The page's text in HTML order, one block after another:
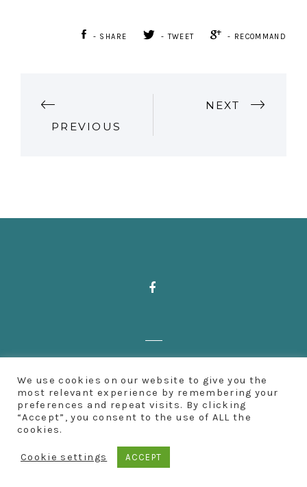
- SHARE - TWEET - RECOMMAND
P
G
A
T
PREVIOUS
NEXT
| 50931 Köln | Fon: 0221 500 65 501 |
Impressum
We use cookies on our website to give you the
most relevant experience by remembering your
preferences and repeat visits. By clicking
“Accept”, you consent to the use of ALL the
cookies.
Cookie settings ACCEPT